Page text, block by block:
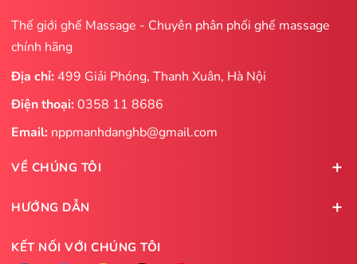
Thế giới ghế Massage - Chuyên phân phối ghế massage
chính hãng
Địa chỉ: 499 Giải Phóng, Thanh Xuân, Hà Nội
Điện thoại:0358 11 8686
Email: nppmanhdanghb@gmail.com
VỀ CHÚNG TÔI
HƯỚNG DẪN
KẾT NỐI VỚI CHÚNG TÔI